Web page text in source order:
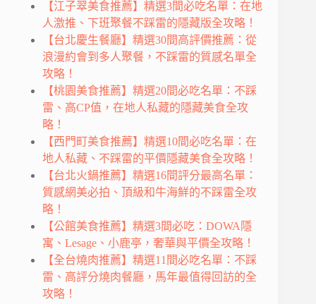
【江子翠美食推薦】精選3間必吃名單：在地
人激推、下班聚餐不踩雷的隱藏版全攻略！
【台北慶生餐廳】精選30間高評價推薦：從
浪漫約會到多人聚餐，不踩雷的質感名單全
攻略！
【桃園美食推薦】精選20間必吃名單：不踩
雷、高CP值，在地人私藏的隱藏美食全攻
略！
【西門町美食推薦】精選10間必吃名單：在
地人私藏、不踩雷的平價隱藏美食全攻略！
【台北火鍋推薦】精選16間評分最高名單：
質感網美必拍、頂級和牛海鮮的不踩雷全攻
略！
【公館美食推薦】精選3間必吃：DOWA隱
寓、Lesage、小鹿亭，奢華與平價全攻略！
【全台燒肉推薦】精選11間必吃名單：不踩
雷、高評分燒肉餐廳，馬年最值得回訪的全
攻略！